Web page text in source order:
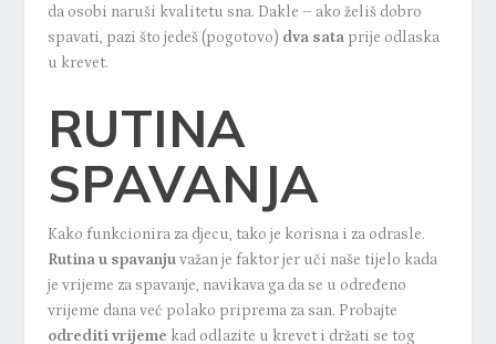
da osobi naruši kvalitetu sna. Dakle – ako želiš dobro
spavati, pazi što jedeš (pogotovo) dva sataprije odlaska
u krevet.
RUTINA
SPAVANJA
Kako funkcionira za djecu, tako je korisna i za odrasle.
Rutina u spavanjuvažan je faktor jer uči naše tijelo kada
je vrijeme za spavanje, navikava ga da se u određeno
vrijeme dana već polako priprema za san. Probajte
odrediti vrijeme kad odlazite u krevet i držati se tog